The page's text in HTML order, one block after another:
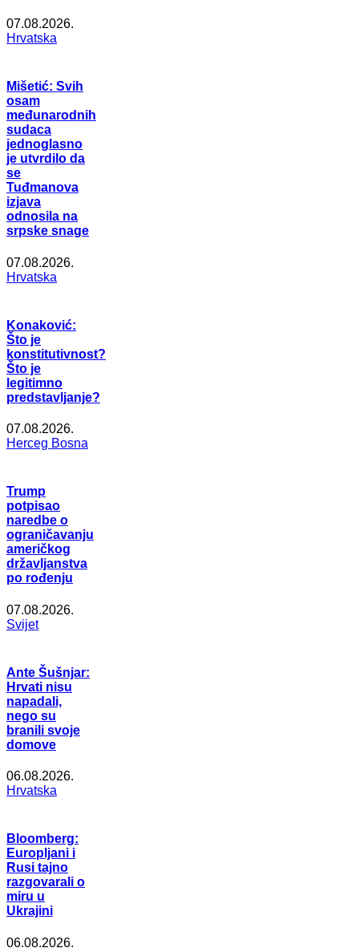
07.08.2026.
Hrvatska
Mišetić: Svih
osam
međunarodnih
sudaca
jednoglasno
je utvrdilo da
se
Tuđmanova
izjava
odnosila na
srpske snage
07.08.2026.
Hrvatska
Konaković:
Što je
konstitutivnost?
Što je
legitimno
predstavljanje?
07.08.2026.
Herceg Bosna
Trump
potpisao
naredbe o
ograničavanju
američkog
državljanstva
po rođenju
07.08.2026.
Svijet
Ante Šušnjar:
Hrvati nisu
napadali,
nego su
branili svoje
domove
06.08.2026.
Hrvatska
Bloomberg:
Europljani i
Rusi tajno
razgovarali o
miru u
Ukrajini
06.08.2026.